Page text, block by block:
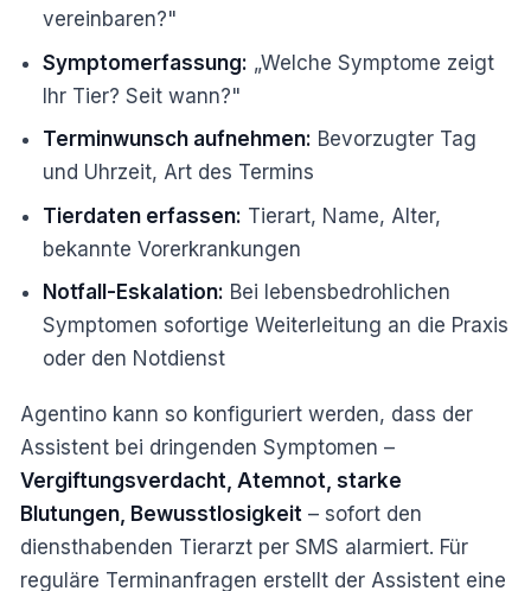
vereinbaren?"
Symptomerfassung: „Welche Symptome zeigt
Ihr Tier? Seit wann?"
Terminwunsch aufnehmen: Bevorzugter Tag
und Uhrzeit, Art des Termins
Tierdaten erfassen: Tierart, Name, Alter,
bekannte Vorerkrankungen
Notfall-Eskalation: Bei lebensbedrohlichen
Symptomen sofortige Weiterleitung an die Praxis
oder den Notdienst
Agentino kann so konfiguriert werden, dass der
Assistent bei dringenden Symptomen –
Vergiftungsverdacht, Atemnot, starke
Blutungen, Bewusstlosigkeit – sofort den
diensthabenden Tierarzt per SMS alarmiert. Für
reguläre Terminanfragen erstellt der Assistent eine